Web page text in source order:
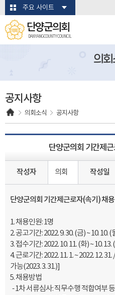
본문바로가기주요 사이트
단양군의회
DANYANG COUNTY COUNCIL
의
공지사항
의회소식 공지사항
단양군의회 기간제
작성자 의회 작성일
단양군의회 기간제근로자(속기) 채용
1. 채용인원: 1명
2. 공고기간: 2022. 9. 30. (금) ~ 10. 10. (
3. 접수기간: 2022. 10. 11. (화) ~ 10. 13.
4. 근로기간: 2022. 11. 1. ~ 2022. 12.
가능(2023. 3. 31.)]
5. 채용방법
- 1차 서류심사: 직무수행 적합여부